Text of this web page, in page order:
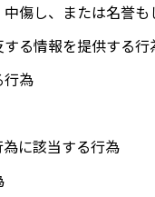
傷し、または名誉
る情報を提供する行
行為
に該当する行為